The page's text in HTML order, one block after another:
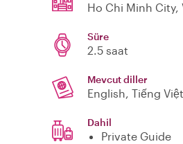
Ho Chi Minh City,
Süre
2.5 saat
Mevcut diller
English, Tiếng
Dahil
Private Guide